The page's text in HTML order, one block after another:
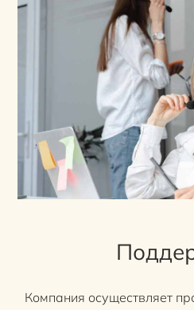
Компания осуществляет